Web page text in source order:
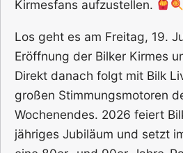
Kirmesfans aufzustellen.
Los geht es am Freitag, 19.
Eröffnung der Bilker Kirmes
Direkt danach folgt mit Bilk
großen Stimmungsmotoren
Wochenendes. 2026 feiert
jähriges Jubiläum und setzt